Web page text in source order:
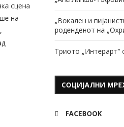
сцена
на
„Вокален и
роденденот на
Триото „Интерарт“
СОЦИЈАЛНИ
FACEBOOK